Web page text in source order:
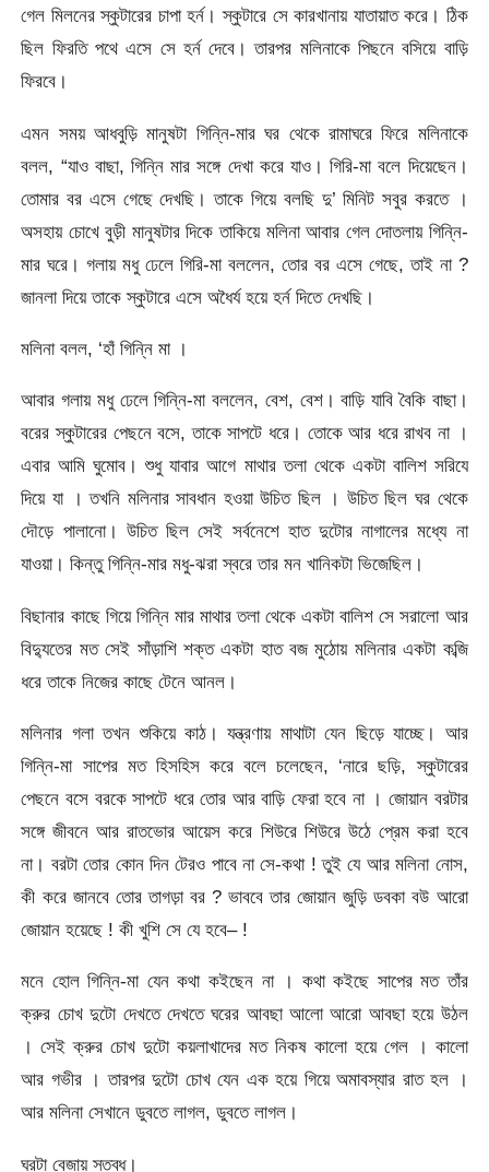
গেল মিলনের স্কুটারের চাপা হর্ন। স্কুটারে সে কারখানায় যাতায়াত করে। ঠিক
ছিল ফিরতি পথে এসে সে হর্ন দেবে। তারপর মলিনাকে পিছনে বসিয়ে বাড়ি
ফিরবে।
এমন সময় আধবুড়ি মানুষটা গিন্নি-মার ঘর থেকে রামাঘরে ফিরে মলিনাকে
বলল, “যাও বাছা, গিন্নি মার সঙ্গে দেখা করে যাও। গিরি-মা বলে দিয়েছেন।
তোমার বর এসে গেছে দেখছি। তাকে গিয়ে বলছি দু’ মিনিট সবুর করতে ।
অসহায় চোখে বুড়ী মানুষটার দিকে তাকিয়ে মলিনা আবার গেল দোতলায় গিন্নি-
মার ঘরে। গলায় মধু ঢেলে গিরি-মা বললেন, তোর বর এসে গেছে, তাই না ?
জানলা দিয়ে তাকে স্কুটারে এসে অধৈর্য হয়ে হর্ন দিতে দেখছি।
মলিনা বলল, ‘হাঁ গিন্নি মা ।
আবার গলায় মধু ঢেলে গিন্নি-মা বললেন, বেশ, বেশ। বাড়ি যাবি বৈকি বাছা।
বরের স্কুটারের পেছনে বসে, তাকে সাপটে ধরে। তোকে আর ধরে রাখব না ।
এবার আমি ঘুমোব। শুধু যাবার আগে মাথার তলা থেকে একটা বালিশ সরিযে
দিয়ে যা । তখনি মলিনার সাবধান হওয়া উচিত ছিল । উচিত ছিল ঘর থেকে
দৌড়ে পালানো। উচিত ছিল সেই সৰ্বনেশে হাত দুটোর নাগালের মধ্যে না
যাওয়া। কিন্তু গিন্নি-মার মধু-ঝরা স্বরে তার মন খানিকটা ভিজেছিল।
বিছানার কাছে গিয়ে গিন্নি মার মাথার তলা থেকে একটা বালিশ সে সরালো আর
বিদ্যুতের মত সেই সাঁড়াশি শক্ত একটা হাত বজ মুঠোয় মলিনার একটা কব্জি
ধরে তাকে নিজের কাছে টেনে আনল।
মলিনার গলা তখন শুকিয়ে কাঠ। যন্ত্রণায় মাথাটা যেন ছিড়ে যাচ্ছে। আর
গিন্নি-মা সাপের মত হিসহিস করে বলে চলেছেন, ‘নারে ছড়ি, স্কুটারের
পেছনে বসে বরকে সাপটে ধরে তোর আর বাড়ি ফেরা হবে না । জোয়ান বরটার
সঙ্গে জীবনে আর রাতভোর আয়েস করে শিউরে শিউরে উঠে প্রেম করা হবে
না। বরটা তোর কোন দিন টেরও পাবে না সে-কথা ! তুই যে আর মলিনা নোস,
কী করে জানবে তোর তাগড়া বর ? ভাববে তার জোয়ান জুড়ি ডবকা বউ আরো
জোয়ান হয়েছে ! কী খুশি সে যে হবে– !
মনে হোল গিন্নি-মা যেন কথা কইছেন না । কথা কইছে সাপের মত তাঁর
ক্রুর চোখ দুটো দেখতে দেখতে ঘরের আবছা আলো আরো আবছা হয়ে উঠল
। সেই ক্রুর চোখ দুটো কয়লাখাদের মত নিকষ কালো হয়ে গেল । কালো
আর গভীর । তারপর দুটো চোখ যেন এক হয়ে গিয়ে অমাবস্যার রাত হল ।
আর মলিনা সেখানে ডুবতে লাগল, ডুবতে লাগল।
ঘরটা বেজায় স্তব্ধ।